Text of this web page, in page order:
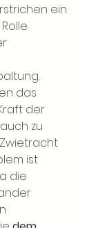
ein
das
der
zu
ist
die